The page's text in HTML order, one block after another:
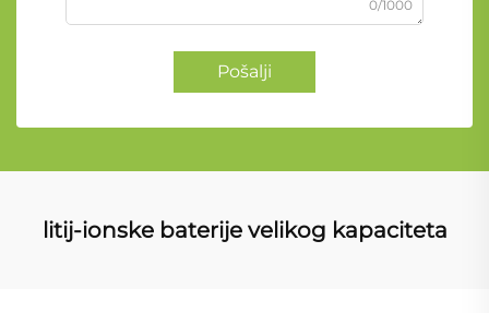
0/1000
Pošalji
litij-ionske baterije velikog kapaciteta